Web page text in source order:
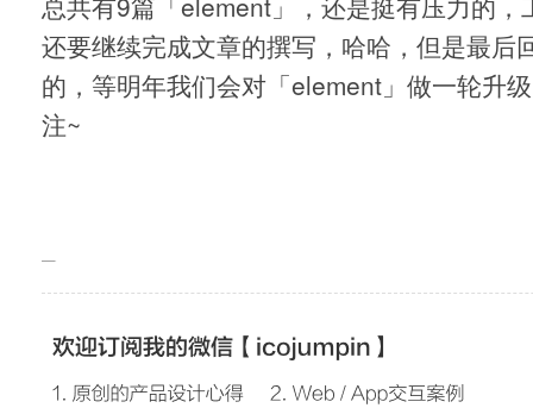
还要继续完成文章的撰写，哈哈，但是最后
的，等明年我们会对「element」做一轮升
注~